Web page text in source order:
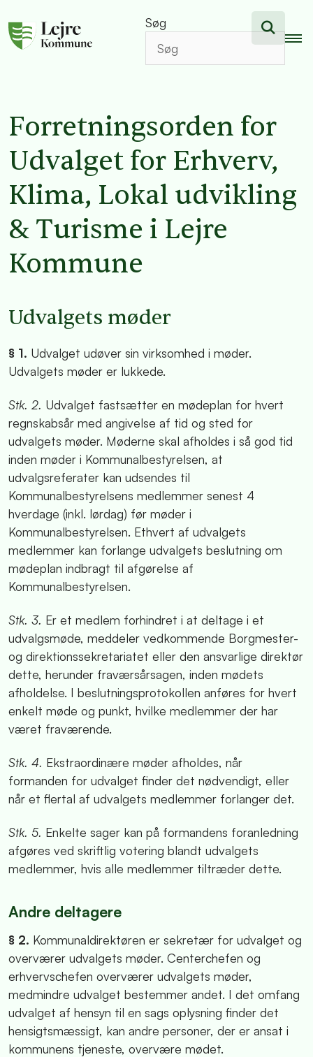
Søg
Forretningsorden for
Udvalget for Erhverv,
Klima, Lokal udvikling
& Turisme i Lejre
Kommune
Udvalgets møder
§ 1. Udvalget udøver sin virksomhed i møder.
Udvalgets møder er lukkede.
Stk. 2. Udvalget fastsætter en mødeplan for hvert
regnskabsår med angivelse af tid og sted for
udvalgets møder. Møderne skal afholdes i så god tid
inden møder i Kommunalbestyrelsen, at
udvalgsreferater kan udsendes til
Kommunalbestyrelsens medlemmer senest 4
hverdage (inkl. lørdag) før møder i
Kommunalbestyrelsen. Ethvert af udvalgets
medlemmer kan forlange udvalgets beslutning om
mødeplan indbragt til afgørelse af
Kommunalbestyrelsen.
Stk. 3. Er et medlem forhindret i at deltage i et
udvalgsmøde, meddeler vedkommende Borgmester-
og direktionssekretariatet eller den ansvarlige direktør
dette, herunder fraværsårsagen, inden mødets
afholdelse. I beslutningsprotokollen anføres for hvert
enkelt møde og punkt, hvilke medlemmer der har
været fraværende.
Stk. 4. Ekstraordinære møder afholdes, når
formanden for udvalget finder det nødvendigt, eller
når et flertal af udvalgets medlemmer forlanger det.
Stk. 5. Enkelte sager kan på formandens foranledning
afgøres ved skriftlig votering blandt udvalgets
medlemmer, hvis alle medlemmer tiltræder dette.
Andre deltagere
§ 2. Kommunaldirektøren er sekretær for udvalget og
overværer udvalgets møder. Centerchefen og
erhvervschefen overværer udvalgets møder,
medmindre udvalget bestemmer andet. I det omfang
udvalget af hensyn til en sags oplysning finder det
hensigtsmæssigt, kan andre personer, der er ansat i
kommunens tjeneste, overvære mødet.